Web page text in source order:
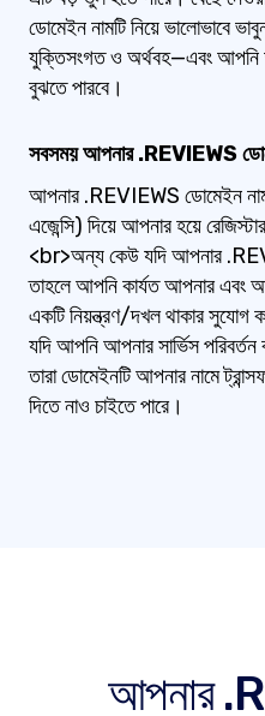
ডোমেইন নামটি নিয়ে ভালোভাবে
যুক্তিসংগত ও অর্থবহ—এবং আপনি
বুঝতে পারবে।
সবসময় আপনার .REVIEWS
আপনার .REVIEWS ডোমেইন
এজেন্সি) দিয়ে আপনার হয়ে
<br>অন্য কেউ যদি আপনার
তাহলে আপনি কার্যত আপনার এবং
একটি নিয়ন্ত্রণ/দখল থাকার
যদি আপনি আপনার সার্ভিস
তারা ডোমেইনটি আপনার নামে
দিতে নাও চাইতে পারে।
আপনার